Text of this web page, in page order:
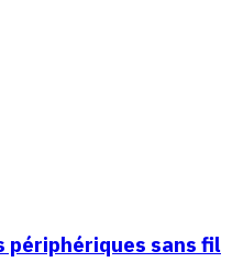
périphériques sans fil